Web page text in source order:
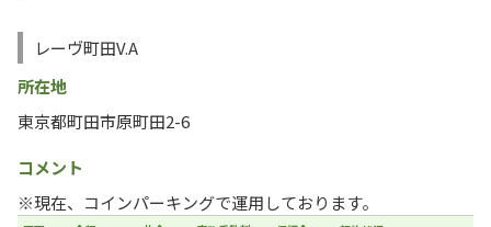
レーヴ町田V.A
所在地
東京都町田市原町田2-6
コメント
※現在、コインパーキングで運用しております。